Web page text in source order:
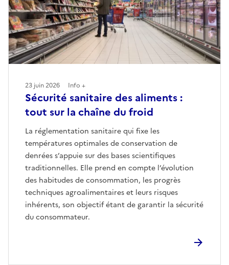
Sécurité sanitaire des aliments :
tout sur la chaîne du froid
La réglementation sanitaire qui fixe les
températures optimales de conservation de
denrées s’appuie sur des bases scientifiques
traditionnelles. Elle prend en compte l’évolution
des habitudes de consommation, les progrès
techniques agroalimentaires et leurs risques
inhérents, son objectif étant de garantir la sécurité
du consommateur.
23 juin 2026 Info +